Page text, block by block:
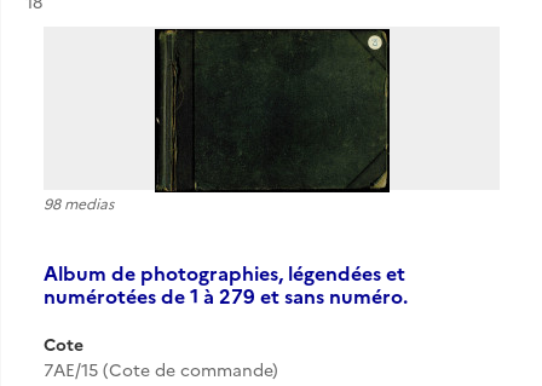
98 medias
Album de photographies, légendées et
numérotées de 1 à 279 et sans numéro.
Cote
7AE/15 (Cote de commande)